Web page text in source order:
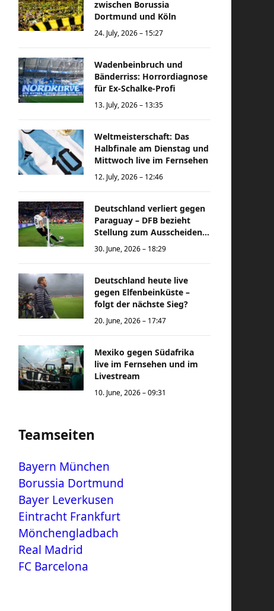
zwischen Borussia
Dortmund und Köln
24. July, 2026 – 15:27
Wadenbeinbruch und
Bänderriss: Horrordiagnose
für Ex-Schalke-Profi
13. July, 2026 – 13:35
Weltmeisterschaft: Das
Halbfinale am Dienstag und
Mittwoch live im Fernsehen
12. July, 2026 – 12:46
Deutschland verliert gegen
Paraguay – DFB bezieht
Stellung zum Ausscheiden
bei der Weltmeisterschaft
30. June, 2026 – 18:29
Deutschland heute live
gegen Elfenbeinküste –
folgt der nächste Sieg?
20. June, 2026 – 17:47
Mexiko gegen Südafrika
live im Fernsehen und im
Livestream
10. June, 2026 – 09:31
Teamseiten
Bayern München
Borussia Dortmund
Bayer Leverkusen
Eintracht Frankfurt
Mönchengladbach
Real Madrid
FC Barcelona